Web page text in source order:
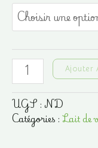
quantité
de
Yaourt
aromatisé
125g
Ajouter
UGS :ND
Catégories :Lait de